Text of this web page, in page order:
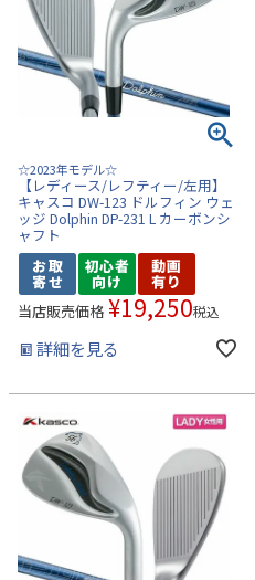
☆2023年モデル☆
【レディース/レフティー/左用】
キャスコ DW-123 ドルフィン ウェ
ッジ Dolphin DP-231 L カーボンシ
ャフト
当店販売価格 ¥19,250税込
詳細を見る